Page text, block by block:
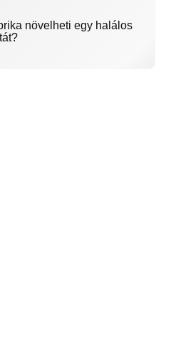
növelheti egy halálos